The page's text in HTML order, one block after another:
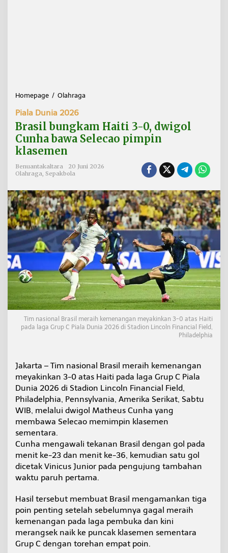
Homepage / Olahraga
s
i
l
n
a
m
H
a
i
t
i
3
-
0
,
d
w
g
n
h
a
b
a
w
a
e
l
c
a
p
i
m
p
n
Piala Dunia 2026
Brasil bungkam Haiti 3-0, dwigol
Cunha bawa Selecao pimpin
klasemen
Benuantakaltara
20 Juni 2026
Olahraga Sepakbola
Tim nasional Brasil meraih kemenangan meyakinkan 3-0 atas Haiti
pada laga Grup C Piala Dunia 2026 di Stadion Lincoln Financial Field,
Philadelphia
Jakarta – Tim nasional Brasil meraih kemenangan
meyakinkan 3-0 atas Haiti pada laga Grup C Piala
Dunia 2026 di Stadion Lincoln Financial Field,
Philadelphia, Pennsylvania, Amerika Serikat, Sabtu
WIB, melalui dwigol Matheus Cunha yang
membawa Selecao memimpin klasemen
sementara.
Cunha mengawali tekanan Brasil dengan gol pada
menit ke-23 dan menit ke-36, kemudian satu gol
dicetak Vinicus Junior pada pengujung tambahan
waktu paruh pertama.
Hasil tersebut membuat Brasil mengamankan tiga
poin penting setelah sebelumnya gagal meraih
kemenangan pada laga pembuka dan kini
merangsek naik ke puncak klasemen sementara
Grup C dengan torehan empat poin.